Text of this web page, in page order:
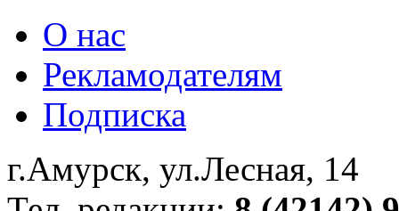
О нас
Рекламодателям
Подписка
г.Амурск, ул.Лесная, 14